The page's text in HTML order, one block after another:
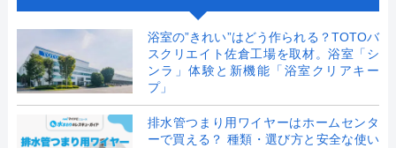
浴室の”きれい”はどう作られる？TOTOバ
スクリエイト佐倉工場を取材。浴室「シ
ンラ」体験と新機能「浴室クリアキー
プ」
排水管つまり用ワイヤーはホームセンタ
ーで買える？ 種類・選び方と安全な使い